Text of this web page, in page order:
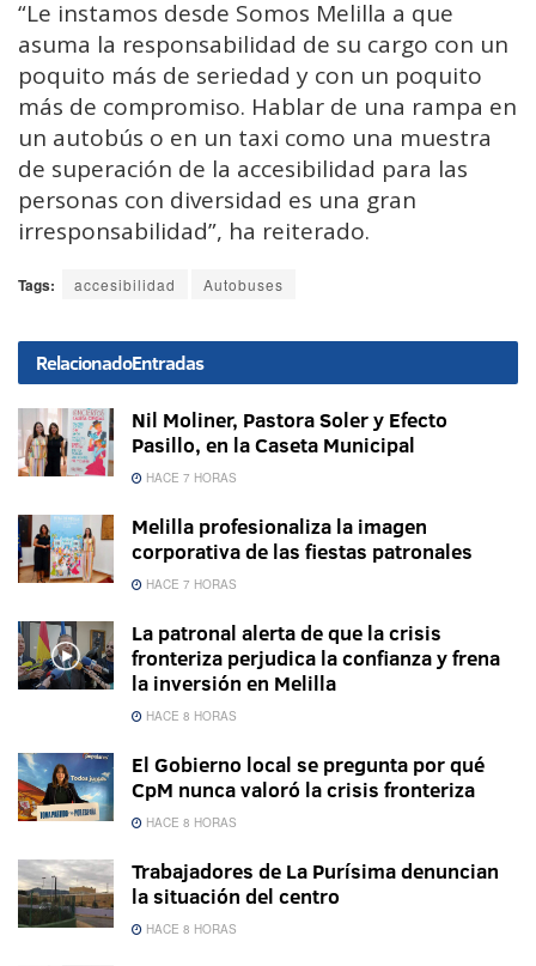
“Le instamos desde Somos Melilla a que
asuma la responsabilidad de su cargo con un
poquito más de seriedad y con un poquito
más de compromiso. Hablar de una rampa en
un autobús o en un taxi como una muestra
de superación de la accesibilidad para las
personas con diversidad es una gran
irresponsabilidad”, ha reiterado.
Tags: accesibilidad Autobuses
RelacionadoEntradas
Nil Moliner, Pastora Soler y Efecto
Pasillo, en la Caseta Municipal
HACE 7 HORAS
Melilla profesionaliza la imagen
corporativa de las fiestas patronales
HACE 7 HORAS
La patronal alerta de que la crisis
fronteriza perjudica la confianza y frena
la inversión en Melilla
HACE 8 HORAS
El Gobierno local se pregunta por qué
CpM nunca valoró la crisis fronteriza
HACE 8 HORAS
Trabajadores de La Purísima denuncian
la situación del centro
HACE 8 HORAS